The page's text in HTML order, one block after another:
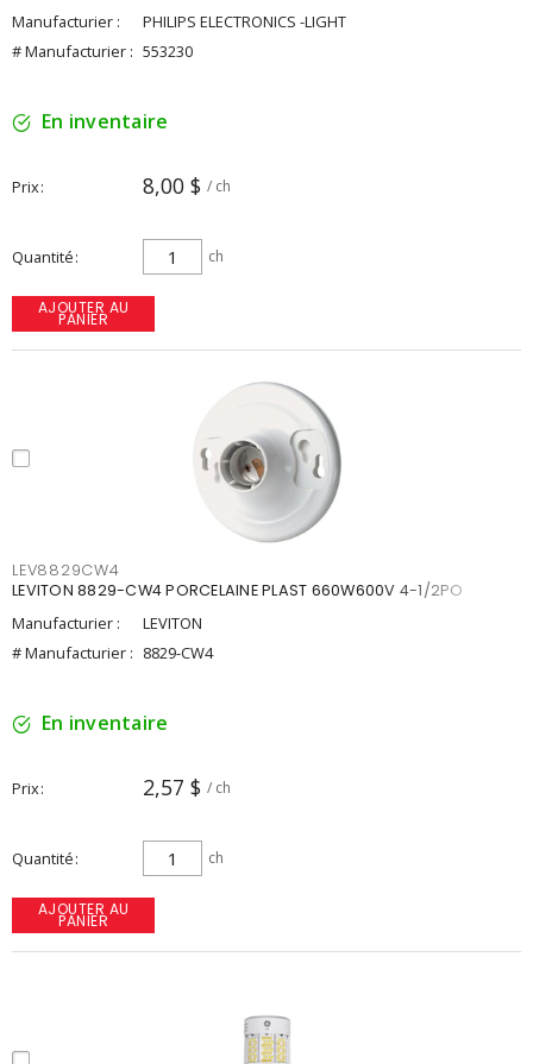
Manufacturier :
PHILIPS ELECTRONICS -LIGHT
# Manufacturier : 553230
En inventaire
Prix 8,00 $ / ch
Quantité ch
AJOUTER AU
PANIER
LEV8829CW4
LEVITON 8829-CW4 PORCELAINE PLAST 660W600V 4-1/2PO
Manufacturier :
LEVITON
# Manufacturier : 8829-CW4
En inventaire
Prix 2,57 $ / ch
Quantité ch
AJOUTER AU
PANIER